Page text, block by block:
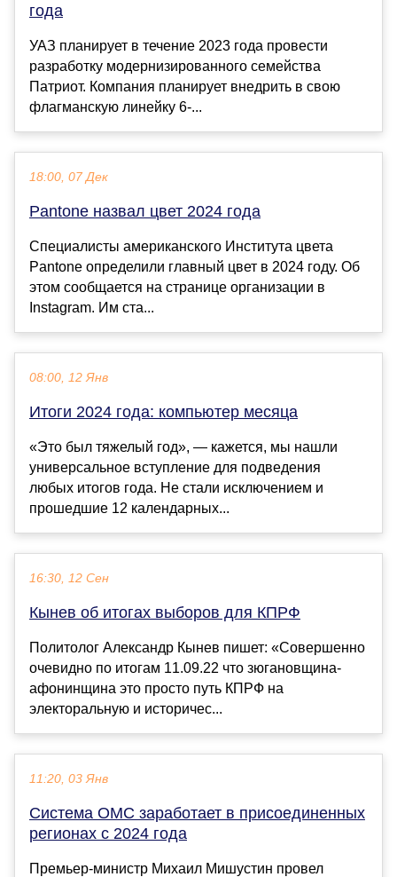
года
УАЗ планирует в течение 2023 года провести
разработку модернизированного семейства
Патриот. Компания планирует внедрить в свою
флагманскую линейку 6-...
18:00, 07 Дек
Pantone назвал цвет 2024 года
Специалисты американского Института цвета
Pantone определили главный цвет в 2024 году. Об
этом сообщается на странице организации в
Instagram. Им ста...
08:00, 12 Янв
Итоги 2024 года: компьютер месяца
«Это был тяжелый год», — кажется, мы нашли
универсальное вступление для подведения
любых итогов года. Не стали исключением и
прошедшие 12 календарных...
16:30, 12 Сен
Кынев об итогах выборов для КПРФ
Политолог Александр Кынев пишет: «Совершенно
очевидно по итогам 11.09.22 что зюгановщина-
афонинщина это просто путь КПРФ на
электоральную и историчес...
11:20, 03 Янв
Система ОМС заработает в присоединенных
регионах с 2024 года
Премьер-министр Михаил Мишустин провел